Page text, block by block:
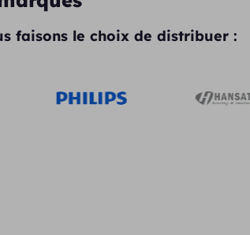
faisons le choix de distribuer :